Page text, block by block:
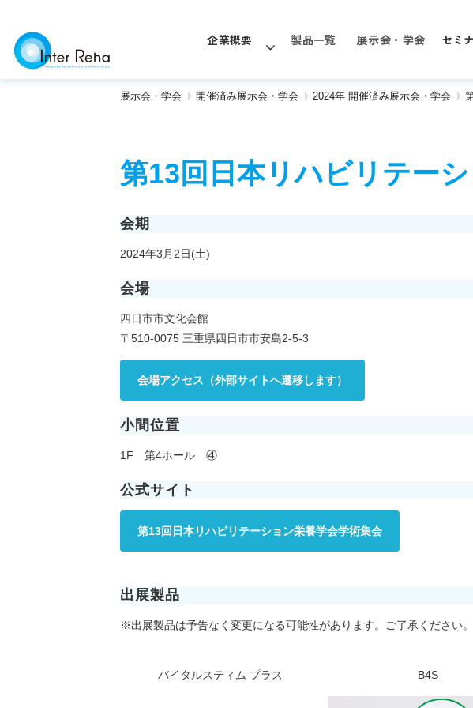
企業概要 製品一覧 展示会・学会 セミ
展示会・学会 開催済み展示会・学会 2024年 開催済み展示会・学会
第13回日本リハビリテー
会期
2024年3月2日(土)
会場
四日市市文化会館
〒510-0075 三重県四日市市安島2-5-3
会場アクセス（外部サイトへ遷移します）
小間位置
1F 第4ホール ④
公式サイト
第13回日本リハビリテーション栄養学会学術集会
出展製品
※出展製品は予告なく変更になる可能性があります。ご了承ください。
バイタルスティム プラス B4S